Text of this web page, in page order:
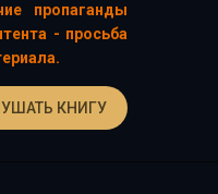
пропаганды
- просьба
КНИГУ